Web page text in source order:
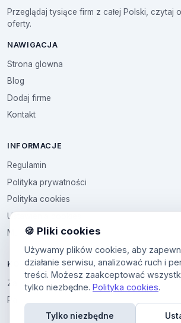
Przeglądaj tysiące firm z całej Polski, czytaj
oferty.
NAWIGACJA
Strona glowna
Blog
Dodaj firme
Kontakt
INFORMACJE
Regulamin
Polityka prywatności
Polityka cookies
Ustawienia cookies
Multikod
KONTO
Zaloguj sie
Panel uzytkownika
🍪 Pliki cookies
Używamy plików cookies, aby
działanie serwisu, analizować ruch i
treści. Możesz zaakceptować
tylko niezbędne. Polityka cookies.
Tylko niezbędne